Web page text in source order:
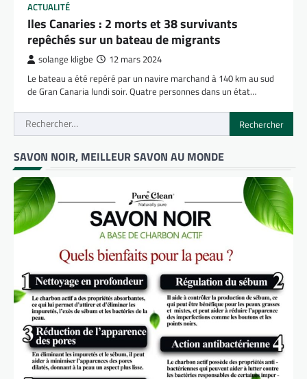
ACTUALITÉ
Iles Canaries : 2 morts et 38 survivants
repêchés sur un bateau de migrants
solange kligbe 12 mars 2024
Le bateau a été repéré par un navire marchand à 140 km au sud
de Gran Canaria lundi soir. Quatre personnes dans un état…
Rechercher :
SAVON NOIR, MEILLEUR SAVON AU MONDE